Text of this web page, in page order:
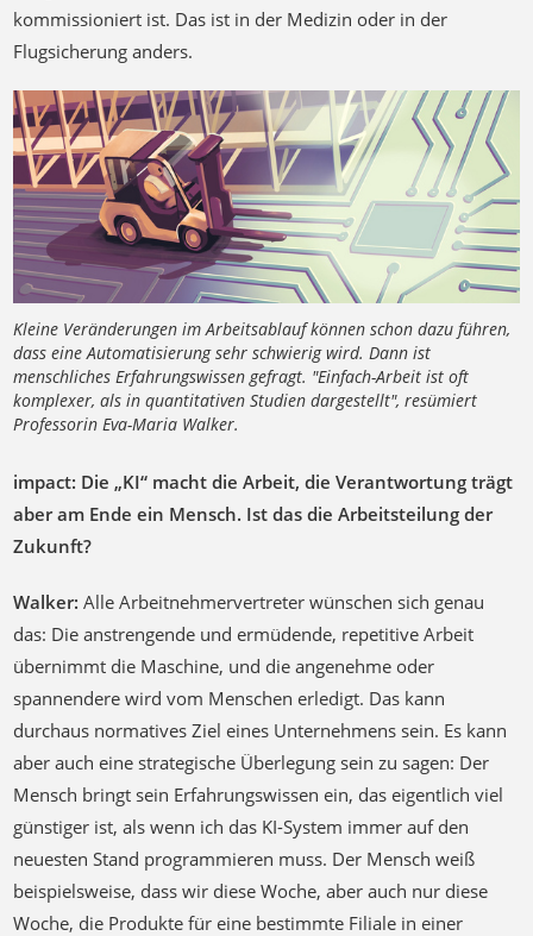
kommissioniert ist. Das ist in der Medizin oder in der
Flugsicherung anders.
Kleine Veränderungen im Arbeitsablauf können schon dazu führen,
dass eine Automatisierung sehr schwierig wird. Dann ist
menschliches Erfahrungswissen gefragt. "Einfach-Arbeit ist oft
komplexer, als in quantitativen Studien dargestellt", resümiert
Professorin Eva-Maria Walker.
impact: Die „KI“ macht die Arbeit, die Verantwortung trägt
aber am Ende ein Mensch. Ist das die Arbeitsteilung der
Zukunft?
Walker: Alle Arbeitnehmervertreter wünschen sich genau
das: Die anstrengende und ermüdende, repetitive Arbeit
übernimmt die Maschine, und die angenehme oder
spannendere wird vom Menschen erledigt. Das kann
durchaus normatives Ziel eines Unternehmens sein. Es kann
aber auch eine strategische Überlegung sein zu sagen: Der
Mensch bringt sein Erfahrungswissen ein, das eigentlich viel
günstiger ist, als wenn ich das KI-System immer auf den
neuesten Stand programmieren muss. Der Mensch weiß
beispielsweise, dass wir diese Woche, aber auch nur diese
Woche, die Produkte für eine bestimmte Filiale in einer